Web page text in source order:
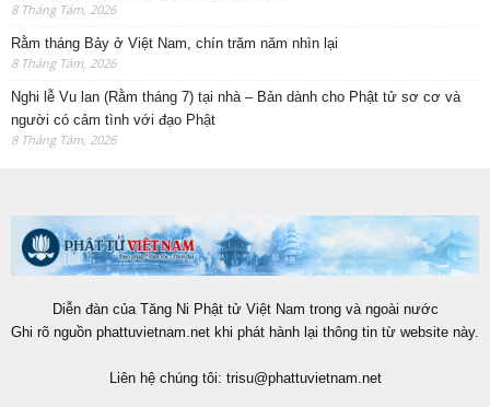
8 Tháng Tám, 2026
Rằm tháng Bảy ở Việt Nam, chín trăm năm nhìn lại
8 Tháng Tám, 2026
Nghi lễ Vu lan (Rằm tháng 7) tại nhà – Bản dành cho Phật tử sơ cơ và
người có cảm tình với đạo Phật
8 Tháng Tám, 2026
Diễn đàn của Tăng Ni Phật tử Việt Nam trong và ngoài nước
Ghi rõ nguồn phattuvietnam.net khi phát hành lại thông tin từ website này.
Liên hệ chúng tôi: trisu@phattuvietnam.net